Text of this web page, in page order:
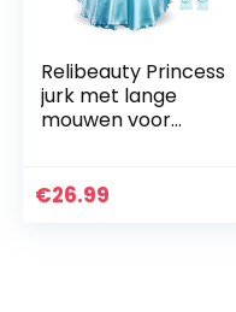
Relibeauty Princess
jurk met lange
mouwen voor
jaar, hemelsblauw)
€26.99